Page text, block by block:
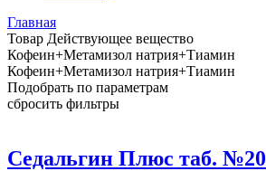
Главная
Товар Действующее вещество
Кофеин+Метамизол натрия+Тиамин
Кофеин+Метамизол натрия+Тиамин
Подобрать по параметрам
сбросить фильтры
Седальгин Плюс таб. №20